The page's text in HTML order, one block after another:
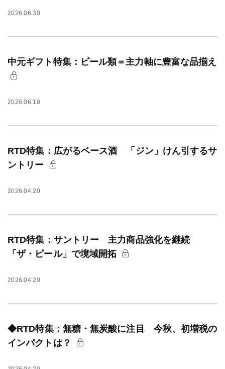
2026.06.30
中元ギフト特集：ビール類＝主力軸に豊富な品揃え
2026.06.19
RTD特集：広がるベース酒 「ジン」けん引するサ
ントリー
2026.04.20
RTD特集：サントリー 主力商品強化を継続
「ザ・ピール」で境域開拓
2026.04.20
◆RTD特集：無糖・無炭酸に注目 今秋、初増税の
インパクトは？